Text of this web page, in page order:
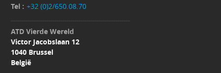
Tel : +32 (0)2/650.08.70
ATD Vierde Wereld
Victor Jacobslaan 12
1040 Brussel
België